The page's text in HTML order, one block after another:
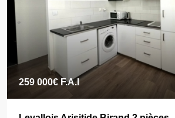
259 000€ F.A.I